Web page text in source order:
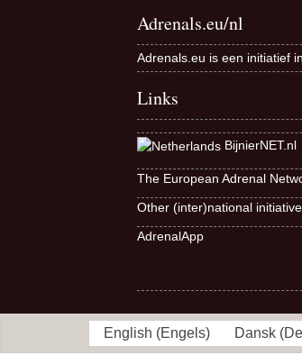
Adrenals.eu/nl
Adrenals.eu is een initiatief
Links
BijnierNET.nl
The European Adrenal
Other (inter)national
AdrenalApp
English (Engels) Dansk(